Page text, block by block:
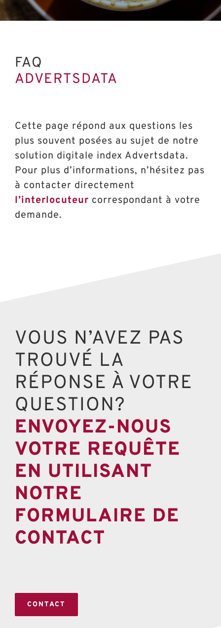
FAQ
ADVERTSDATA
Cette page répond aux questions les
plus souvent posées au sujet de notre
solution digitale index Advertsdata.
Pour plus d’informations, n’hésitez pas
à contacter directement
l’interlocuteur correspondant à votre
demande.
VOUS N’AVEZ PAS
TROUVÉ LA
RÉPONSE À VOTRE
QUESTION?
ENVOYEZ-NOUS
VOTRE REQUÊTE
EN UTILISANT
NOTRE
FORMULAIRE DE
CONTACT
CONTACT